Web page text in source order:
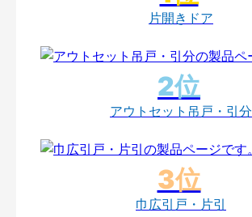
片開きドア
アウトセット吊戸・引分
巾広引戸・片引